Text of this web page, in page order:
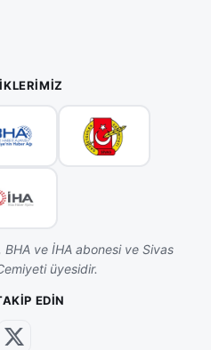
ve İHA abonesi ve Sivas
üyesidir.
EDIN